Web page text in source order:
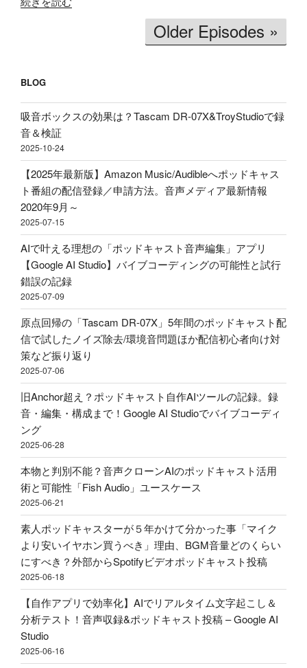
き」
理
由、
BGM
音
量
ど
の
く
ら
い
に
す
べ
き？
外
部
か
ら
Spotify
ビ
デ
オ
ポ
ッ
ド
キ
ャ
ス
ト
投
稿"
の
こ
し
＆
分
析
テ
ス
ト！
音
声
収
録
&
ポ
ッ
ド
キ
ャ
ス
ト
投
稿
–
Google
AI
Studio"
の
2600
円
で
ロ
ー
プ
ロ
フ
ァ
イ
ル！？
配
信・
ポ
ッ
ド
キ
ャ
ス
ト
用
マ
イ
ク
ア
ー
ム
ア
リ
エ
ク
で
買
っ
て
み
Older Episodes »
BLOG
吸音ボックスの効果は？Tascam DR-07X&TroyStudioで録
音＆検証
2025-10-24
【2025年最新版】Amazon Music/Audibleへポッドキャス
ト番組の配信登録／申請方法。音声メディア最新情報
2020年9月～
2025-07-15
AIで叶える理想の「ポッドキャスト音声編集」アプリ
【Google AI Studio】バイブコーディングの可能性と試行
錯誤の記録
2025-07-09
原点回帰の「Tascam DR-07X」5年間のポッドキャスト配
信で試したノイズ除去/環境音問題ほか配信初心者向け対
策など振り返り
2025-07-06
旧Anchor超え？ポッドキャスト自作AIツールの記録。録
音・編集・構成まで！Google AI Studioでバイブコーディ
ング
2025-06-28
本物と判別不能？音声クローンAIのポッドキャスト活用
術と可能性「Fish Audio」ユースケース
2025-06-21
素人ポッドキャスターが５年かけて分かった事「マイク
より安いイヤホン買うべき」理由、BGM音量どのくらい
にすべき？外部からSpotifyビデオポッドキャスト投稿
2025-06-18
【自作アプリで効率化】AIでリアルタイム文字起こし＆
分析テスト！音声収録&ポッドキャスト投稿 – Google AI
Studio
2025-06-16